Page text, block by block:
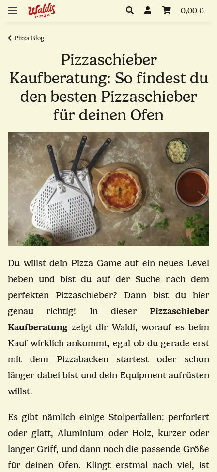
0,00 €
Pizza Blog
Pizzaschieber
Kaufberatung: So findest du
den besten Pizzaschieber
für deinen Ofen
Du willst dein Pizza Game auf ein neues Level
heben und bist du auf der Suche nach dem
perfekten Pizzaschieber? Dann bist du hier
genau richtig! In dieser Pizzaschieber
Kaufberatung zeigt dir Waldi, worauf es beim
Kauf wirklich ankommt, egal ob du gerade erst
mit dem Pizzabacken startest oder schon
länger dabei bist und dein Equipment aufrüsten
willst.
Es gibt nämlich einige Stolperfallen: perforiert
oder glatt, Aluminium oder Holz, kurzer oder
langer Griff, und dann noch die passende Größe
für deinen Ofen. Klingt erstmal nach viel, ist